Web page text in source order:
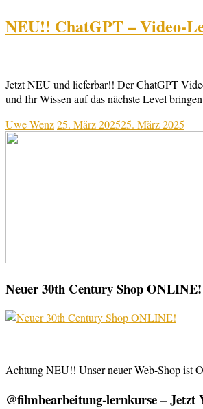
NEU!! ChatGPT – Video-
Jetzt NEU und lieferbar!! Der ChatGPT
und Ihr Wissen auf das nächste Level
Uwe Wenz25. März 202525. März 2025
Neuer 30th Century Shop ONLINE!
Achtung NEU!! Unser neuer Web-Shop ist
@filmbearbeitung-lernkurse –